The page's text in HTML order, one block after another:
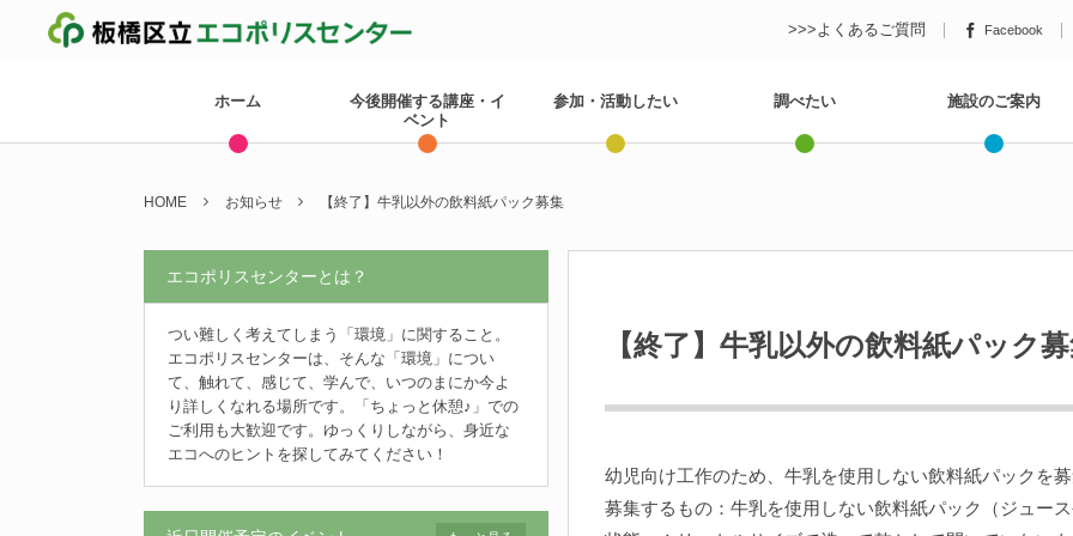
>>>よくあるご質問 Facebook
ホーム
今後開催する講座・イ
ベント
参加・活動したい 調べたい 施設のご案内
HOME お知らせ 【終了】牛乳以外の飲料紙パック募集
【終了】牛乳以外の飲料紙パック
幼児向け工作のため、牛乳を使用しない飲料紙パックを
募集するもの：牛乳を使用しない飲料紙パック（ジュー
エコポリスセンターとは？
つい難しく考えてしまう「環境」に関すること。
エコポリスセンターは、そんな「環境」につい
て、触れて、感じて、学んで、いつのまにか今よ
り詳しくなれる場所です。「ちょっと休憩♪」での
ご利用も大歓迎です。ゆっくりしながら、身近な
エコへのヒントを探してみてください！